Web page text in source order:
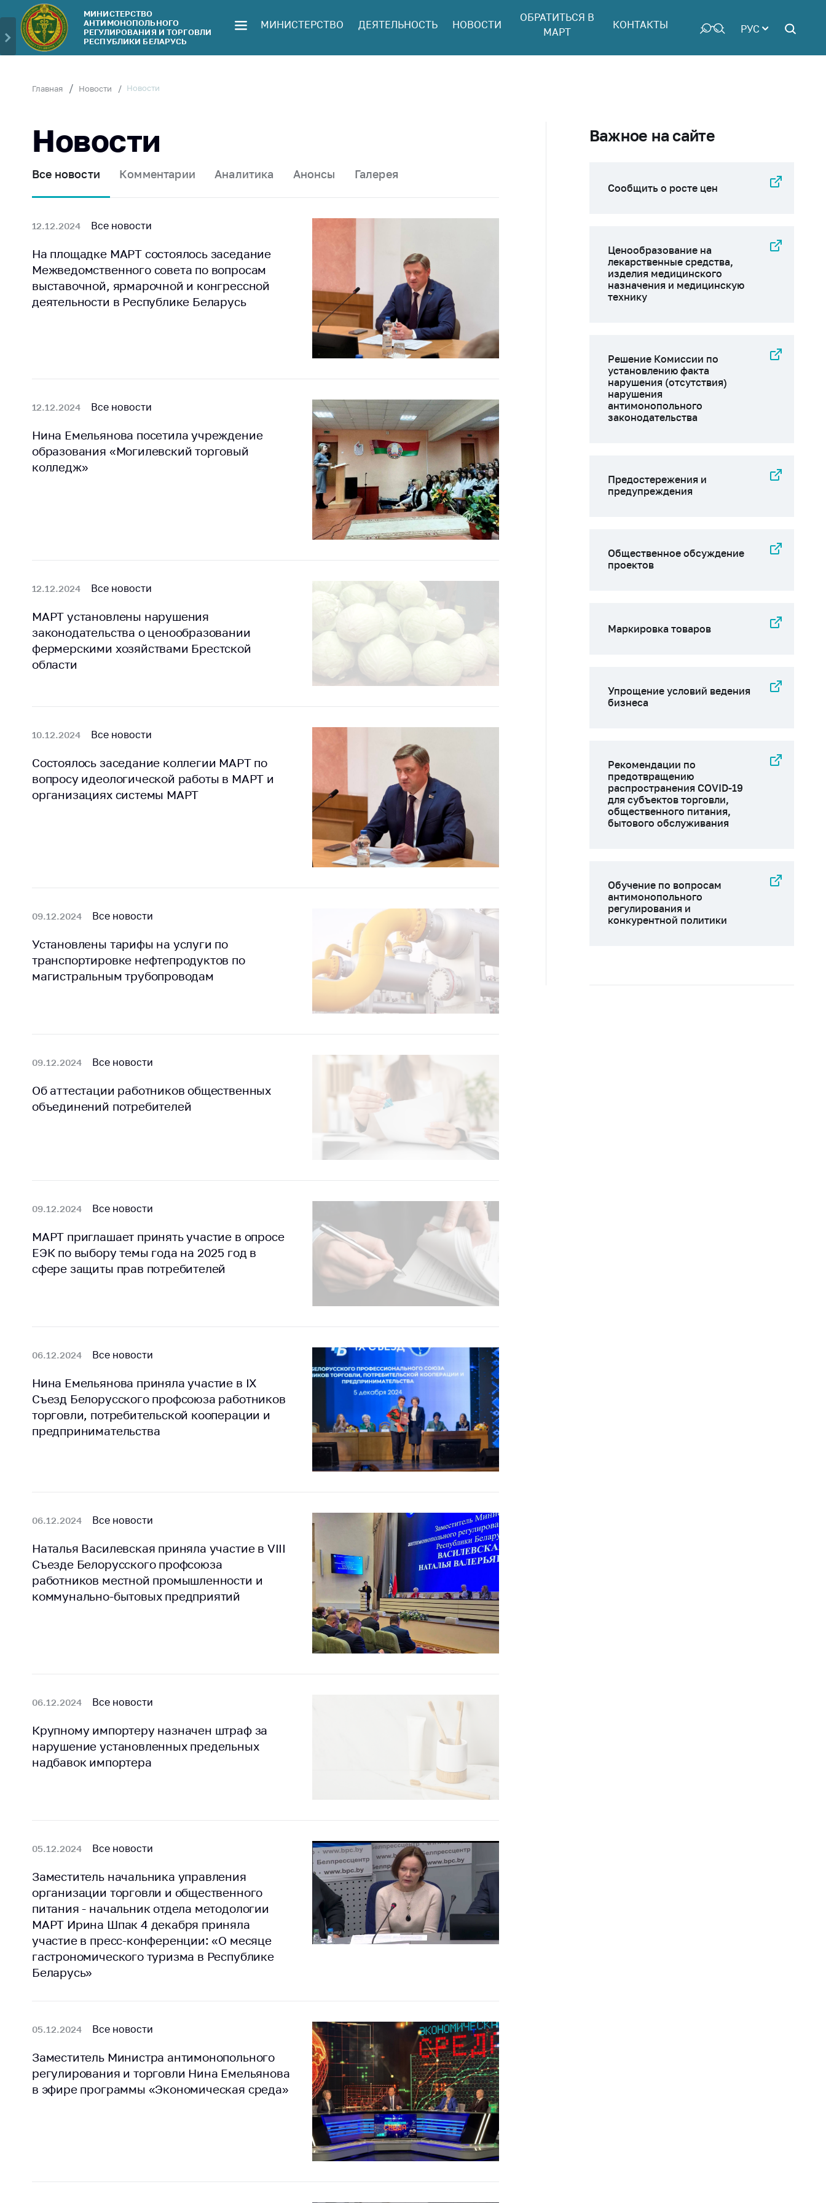
Министерство
Руководство
Министерства
Законодательство
Антикоррупционная
деятельность
консультативный
совет
Соискателям
Награждения
Белорусская
работа
геральдические
символы
5 лет МАРТ
Торговля и услуги
Регулирование и
контроль закупок
Защита прав
потребителей
Международное
Применение мер
нетарифного
регулирования
Защита
персональных
Новости
Обратиться в МАРТ
Личный прием
Сообщить о росте
Сообщить о росте
изделия
Контакты
Адрес и режим
Пресс-служба
Вышестоящий
государственный
орган
Важное на сайте
Сообщить о росте
Ценообразование
назначения и
Решение Комиссии
по установлению
факта нарушения
и предупреждения
Общественное
обсуждение
распространения
COVID-19 для
субъектов
питания, бытового
антимонопольного
регулирования и
конкурентной
МИНИСТЕРСТВО
АНТИМОНОПОЛЬНОГО
РЕГУЛИРОВАНИЯ И ТОРГОВЛИ
РЕСПУБЛИКИ БЕЛАРУСЬ
МИНИСТЕРСТВО ДЕЯТЕЛЬНОСТЬ НОВОСТИ
ОБРАТИТЬСЯ В
МАРТ
КОНТАКТЫ РУС
Главная Новости Новости
Новости
Все новости Комментарии Аналитика Анонсы Галерея
12.12.2024 Все новости
На площадке МАРТ состоялось заседание
Межведомственного совета по вопросам
выставочной, ярмарочной и конгрессной
деятельности в Республике Беларусь
12.12.2024 Все новости
Нина Емельянова посетила учреждение
образования «Могилевский торговый
колледж»
12.12.2024 Все новости
МАРТ установлены нарушения
законодательства о ценообразовании
фермерскими хозяйствами Брестской
области
10.12.2024 Все новости
Состоялось заседание коллегии МАРТ по
вопросу идеологической работы в МАРТ и
организациях системы МАРТ
09.12.2024 Все новости
Установлены тарифы на услуги по
транспортировке нефтепродуктов по
магистральным трубопроводам
09.12.2024 Все новости
Об аттестации работников общественных
объединений потребителей
09.12.2024 Все новости
МАРТ приглашает принять участие в опросе
ЕЭК по выбору темы года на 2025 год в
сфере защиты прав потребителей
06.12.2024 Все новости
Нина Емельянова приняла участие в IХ
Съезд Белорусского профсоюза работников
торговли, потребительской кооперации и
предпринимательства
06.12.2024 Все новости
Наталья Василевская приняла участие в VIII
Съезде Белорусского профсоюза
работников местной промышленности и
коммунально-бытовых предприятий
06.12.2024 Все новости
Крупному импортеру назначен штраф за
нарушение установленных предельных
надбавок импортера
05.12.2024 Все новости
Заместитель начальника управления
организации торговли и общественного
питания - начальник отдела методологии
МАРТ Ирина Шпак 4 декабря приняла
участие в пресс-конференции: «О месяце
гастрономического туризма в Республике
Беларусь»
05.12.2024 Все новости
Заместитель Министра антимонопольного
регулирования и торговли Нина Емельянова
в эфире программы «Экономическая среда»
Важное на сайте
Сообщить о росте цен
Ценообразование на
лекарственные средства,
изделия медицинского
назначения и медицинскую
технику
Решение Комиссии по
установлению факта
нарушения (отсутствия)
нарушения
антимонопольного
законодательства
Предостережения и
предупреждения
Общественное обсуждение
проектов
Маркировка товаров
Упрощение условий ведения
бизнеса
Рекомендации по
предотвращению
распространения COVID-19
для субъектов торговли,
общественного питания,
бытового обслуживания
Обучение по вопросам
антимонопольного
регулирования и
конкурентной политики